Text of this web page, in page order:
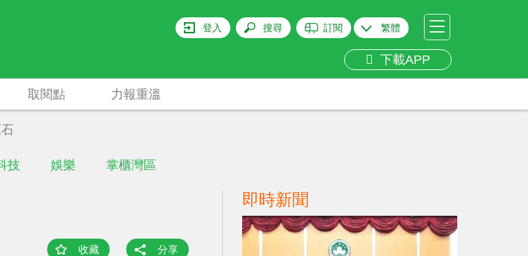
登入 搜尋 訂閱 繁體
下載APP
技 娛樂 掌櫃灣區
取閱點 力報重溫
收藏 分享
即時新聞